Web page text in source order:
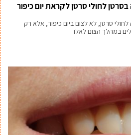
לחולי סרטן לקראת יום כיפור
סרטן, לא לצום ביום כיפור, אלא רק
במהלך הצום לאלו